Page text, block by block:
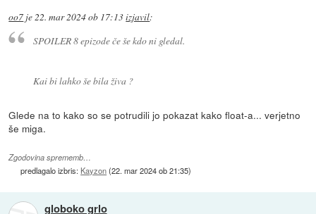
oo7 je22. mar 2024 ob 17:13izjavil:
SPOILER 8 epizode če še kdo ni gledal.
Kai bi lahko še bila živa ?
Glede na to kako so se potrudili jo pokazat kako float-a... verjetno
še miga.
Zgodovina sprememb…
predlagalo izbris: Kayzon(22. mar 2024 ob 21:35)
globoko grlo